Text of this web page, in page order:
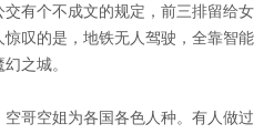
有个不成文的规定，前三排留给女
叹的是，地铁无人驾驶，全靠智能
之城。
哥空姐为各国各色人种。有人做过